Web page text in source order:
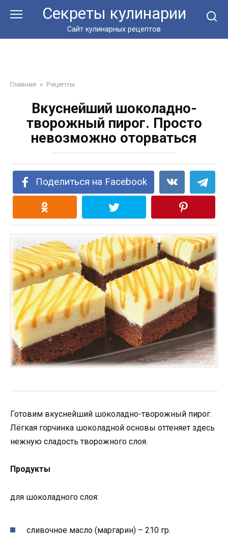
Секреты кулинарии
Сайт кулинарных рецептов
Главная » Рецепты
Вкуснейший шоколадно-
творожный пирог. Просто
невозможно оторваться
Поделиться на Facebook
Готовим вкуснейший шоколадно-творожный пирог.
Лёгкая горчинка шоколадной основы оттеняет здесь
нежную сладость творожного слоя.
Продукты
для шоколадного слоя:
сливочное масло (маргарин) – 210 гр.